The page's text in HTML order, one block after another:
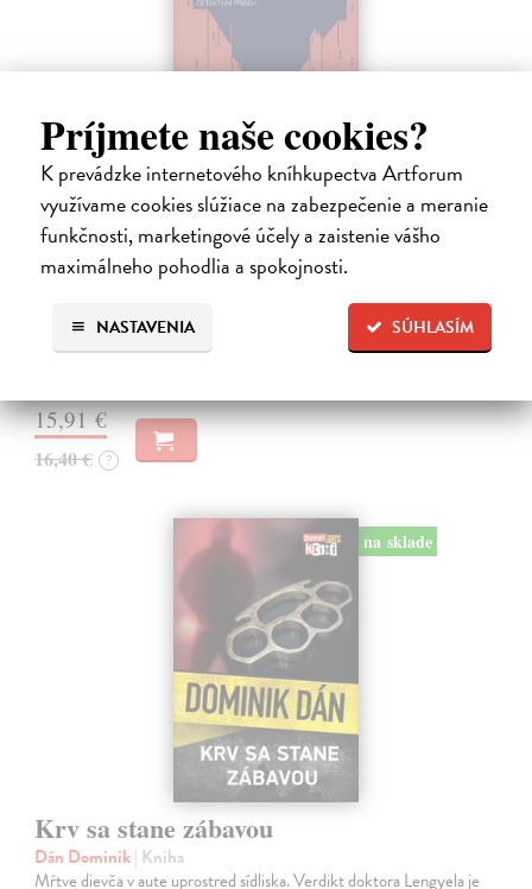
Príjmete naše cookies?
K prevádzke internetového kníhkupectva Artforum
využívame cookies slúžiace na zabezpečenie a meranie
funkčnosti, marketingové účely a zaistenie vášho
maximálneho pohodlia a spokojnosti.
SÚHLASÍM
NASTAVENIA
Tramwaj na Sachsenberg
Sagitarius Petr| Kniha
Tramwaj Cafe je kavárna v polském Těšíně a zároveň místo, kde se
sbíhají všechny nitky související s dalším brutálním zločinem, který
musí vyřešit Roman Saran, major ostravské kriminálky, a jeho tým.
Jak…
15,91 €
16,40 € ?
na sklade
Krv sa stane zábavou
Dán Dominik| Kniha
Mŕtve dievča v aute uprostred sídliska. Verdikt doktora Lengyela je